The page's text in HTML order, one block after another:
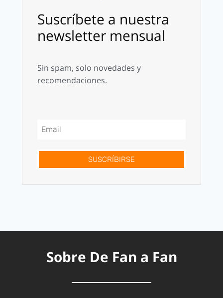
Suscríbete a nuestra
newsletter mensual
Sin spam, solo novedades y
recomendaciones.
SUSCRÍBIRSE
Sobre De Fan a Fan